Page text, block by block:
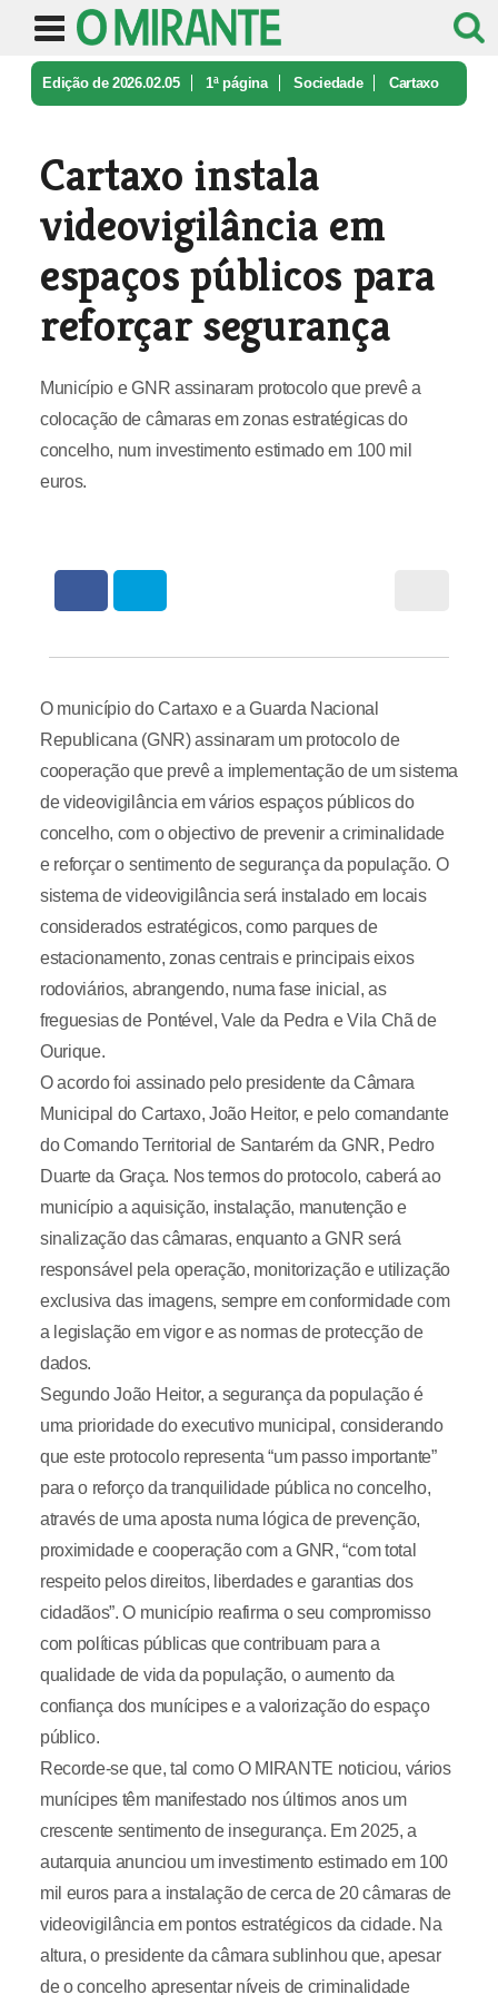
Edição de 2026.02.05 1ª página Sociedade Cartaxo
Cartaxo instala
videovigilância em
espaços públicos para
reforçar segurança
Município e GNR assinaram protocolo que prevê a
colocação de câmaras em zonas estratégicas do
concelho, num investimento estimado em 100 mil
euros.
O município do Cartaxo e a Guarda Nacional
Republicana (GNR) assinaram um protocolo de
cooperação que prevê a implementação de um sistema
de videovigilância em vários espaços públicos do
concelho, com o objectivo de prevenir a criminalidade
e reforçar o sentimento de segurança da população. O
sistema de videovigilância será instalado em locais
considerados estratégicos, como parques de
estacionamento, zonas centrais e principais eixos
rodoviários, abrangendo, numa fase inicial, as
freguesias de Pontével, Vale da Pedra e Vila Chã de
Ourique.
O acordo foi assinado pelo presidente da Câmara
Municipal do Cartaxo, João Heitor, e pelo comandante
do Comando Territorial de Santarém da GNR, Pedro
Duarte da Graça. Nos termos do protocolo, caberá ao
município a aquisição, instalação, manutenção e
sinalização das câmaras, enquanto a GNR será
responsável pela operação, monitorização e utilização
exclusiva das imagens, sempre em conformidade com
a legislação em vigor e as normas de protecção de
dados.
Segundo João Heitor, a segurança da população é
uma prioridade do executivo municipal, considerando
que este protocolo representa “um passo importante”
para o reforço da tranquilidade pública no concelho,
através de uma aposta numa lógica de prevenção,
proximidade e cooperação com a GNR, “com total
respeito pelos direitos, liberdades e garantias dos
cidadãos”. O município reafirma o seu compromisso
com políticas públicas que contribuam para a
qualidade de vida da população, o aumento da
confiança dos munícipes e a valorização do espaço
público.
Recorde-se que, tal como O MIRANTE noticiou, vários
munícipes têm manifestado nos últimos anos um
crescente sentimento de insegurança. Em 2025, a
autarquia anunciou um investimento estimado em 100
mil euros para a instalação de cerca de 20 câmaras de
videovigilância em pontos estratégicos da cidade. Na
altura, o presidente da câmara sublinhou que, apesar
de o concelho apresentar níveis de criminalidade